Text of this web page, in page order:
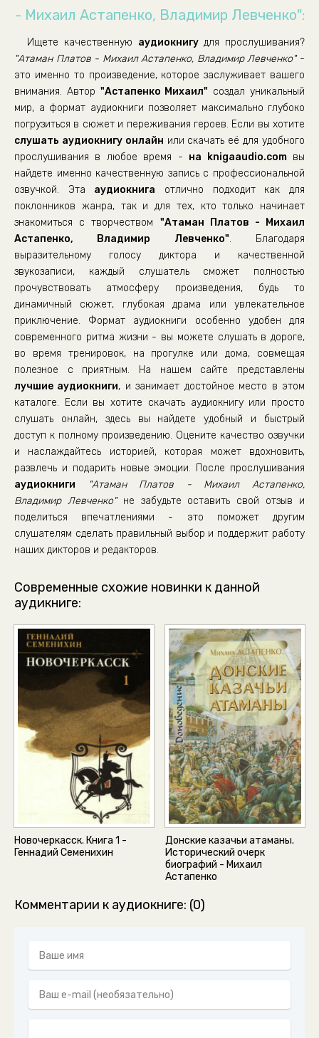
- Михаил Астапенко, Владимир Левченко":
Ищете качественную аудиокнигудля прослушивания?
"Атаман Платов - Михаил Астапенко, Владимир Левченко"-
это именно то произведение, которое заслуживает вашего
внимания. Автор "Астапенко Михаил" создал уникальный
мир, а формат аудиокниги позволяет максимально глубоко
погрузиться в сюжет и переживания героев. Если вы хотите
слушать аудиокнигу онлайн или скачать её для удобного
прослушивания в любое время - на knigaaudio.comвы
найдете именно качественную запись с профессиональной
озвучкой. Эта аудиокнига отлично подходит как для
поклонников жанра, так и для тех, кто только начинает
знакомиться с творчеством "Атаман Платов - Михаил
Астапенко, Владимир Левченко". Благодаря
выразительному голосу диктора и качественной
звукозаписи, каждый слушатель сможет полностью
прочувствовать атмосферу произведения, будь то
динамичный сюжет, глубокая драма или увлекательное
приключение. Формат аудиокниги особенно удобен для
современного ритма жизни - вы можете слушать в дороге,
во время тренировок, на прогулке или дома, совмещая
полезное с приятным. На нашем сайте представлены
лучшие аудиокниги, и занимает достойное место в этом
каталоге. Если вы хотите скачать аудиокнигу или просто
слушать онлайн, здесь вы найдете удобный и быстрый
доступ к полному произведению. Оцените качество озвучки
и наслаждайтесь историей, которая может вдохновить,
развлечь и подарить новые эмоции. После прослушивания
аудиокниги
"Атаман Платов - Михаил Астапенко,
Владимир Левченко"не забудьте оставить свой отзыв и
поделиться впечатлениями - это поможет другим
слушателям сделать правильный выбор и поддержит работу
наших дикторов и редакторов.
Современные схожие новинки к данной
аудикниге:
Новочеркасск. Книга 1 -
Геннадий Семенихин
Донские казачьи атаманы.
Исторический очерк
биографий - Михаил
Астапенко
Комментарии к аудиокниге: (0)